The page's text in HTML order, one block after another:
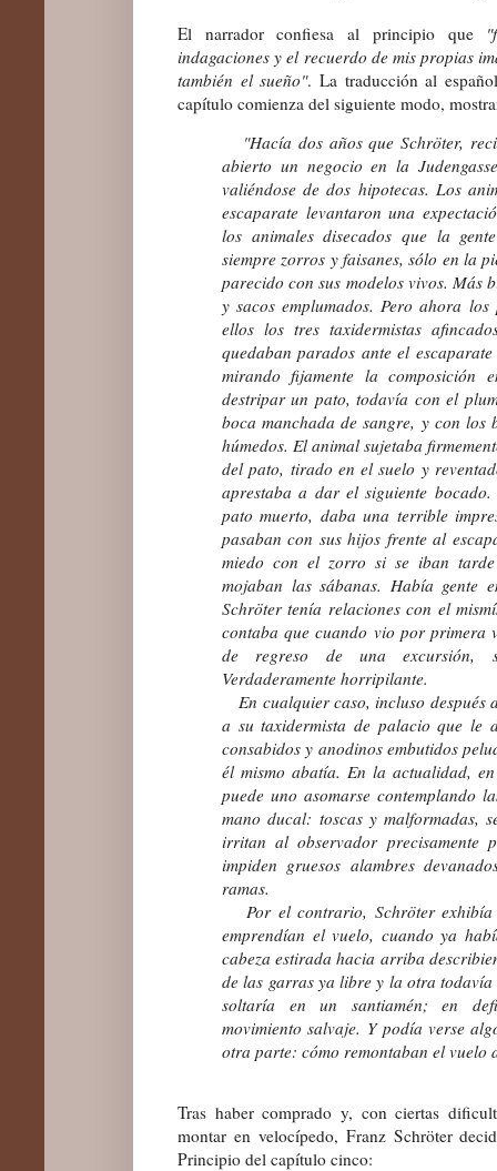
El narrador confiesa al principio que
indagaciones y el recuerdo de mis propias
también el sueño". La traducción al
capítulo comienza del siguiente modo,
"Hacía dos años que Schröter,
abierto un negocio en la
valiéndose de dos hipotecas. Los
escaparate levantaron una
los animales disecados que la
siempre zorros y faisanes, sólo en la
parecido con sus modelos vivos. Más
y sacos emplumados. Pero ahora los
ellos los tres taxidermistas
quedaban parados ante el
mirando fijamente la
destripar un pato, todavía con el
boca manchada de sangre, y con los
húmedos. El animal sujetaba
del pato, tirado en el suelo y
aprestaba a dar el siguiente
pato muerto, daba una terrible
pasaban con sus hijos frente al
miedo con el zorro si se iban
mojaban las sábanas. Había gente
Schröter tenía relaciones con el
contaba que cuando vio por primera
de regreso de una
Verdaderamente horripilante.
En cualquier caso, incluso después
a su taxidermista de palacio que le
consabidos y anodinos embutidos
él mismo abatía. En la actualidad,
puede uno asomarse contemplando
mano ducal: toscas y malformadas,
irritan al observador precisamente
impiden gruesos alambres
ramas.
Por el contrario, Schröter exhibía
emprendían el vuelo, cuando ya
cabeza estirada hacia arriba
de las garras ya libre y la otra
soltaría en un santiamén; en
movimiento salvaje. Y podía verse
otra parte: cómo remontaban el vuelo
Tras haber comprado y, con ciertas
montar en velocípedo, Franz Schröter
Principio del capítulo cinco: